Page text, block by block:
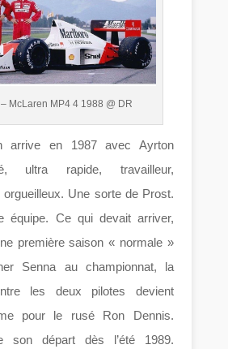
McLaren MP4 4 1988 @ DR
arrive en 1987 avec Ayrton
ultra rapide, travailleur,
orgueilleux. Une sorte de Prost.
équipe. Ce qui devait arriver,
première saison « normale »
Senna au championnat, la
les deux pilotes devient
pour le rusé Ron Dennis.
son départ dès l’été 1989.